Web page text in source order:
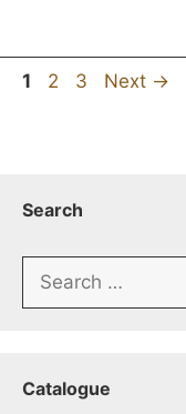
Page
1 Page
2 Page
3 Next →
Search
Search
Catalogue